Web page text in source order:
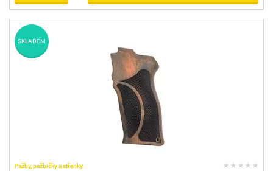
Pažby, pažbičky a střenky
SKLADEM